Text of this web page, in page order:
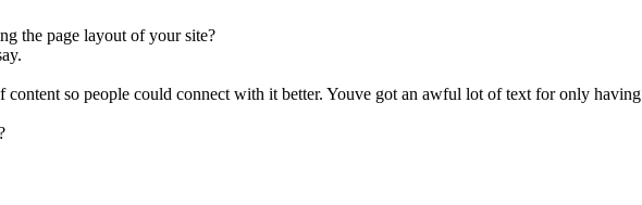
the page layout of your site?
so people could connect with it better. Youve got an awful lot of text for only having